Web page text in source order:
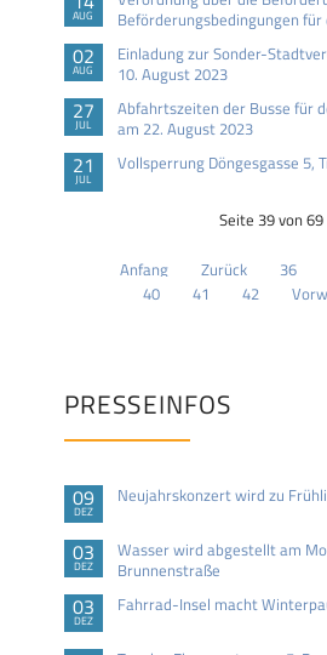
AUG
Beförderungsbedingungen für
02
AUG
Einladung zur Sonder-
10. August 2023
27
JUL
Abfahrtszeiten der Busse für
am 22. August 2023
21
JUL
Vollsperrung Döngesgasse 5,
Seite 39 von 69
Anfang Zurück 36
40
41 42
PRESSEINFOS
09
DEZ
Neujahrskonzert wird zu
03
DEZ
Wasser wird abgestellt am
Brunnenstraße
03
DEZ
Fahrrad-Insel macht